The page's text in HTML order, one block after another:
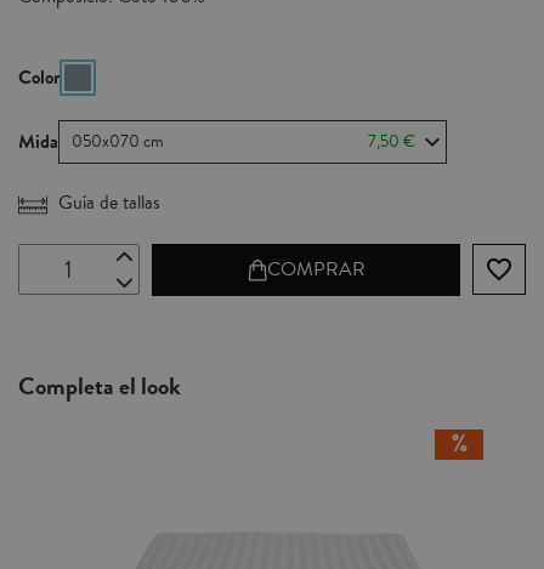
Color
Mida 050x070 cm 7,50 €
Guía de tallas
COMPRAR favorite_border
Completa el look